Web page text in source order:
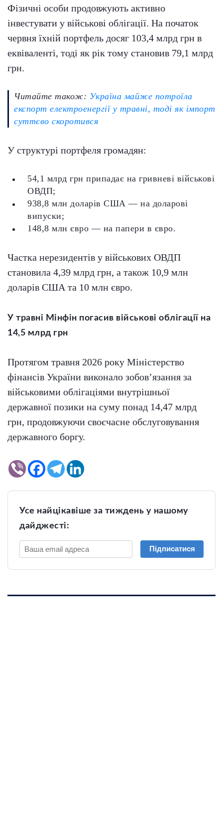
Фізичні особи продовжують активно
інвестувати у військові облігації. На початок
червня їхній портфель досяг 103,4 млрд грн в
еквіваленті, тоді як рік тому становив 79,1 млрд
грн.
Читайте також: Україна майже потроїла
експорт електроенергії у травні, тоді як імпорт
суттєво скоротився
У структурі портфеля громадян:
54,1 млрд грн припадає на гривневі військові
ОВДП;
938,8 млн доларів США — на доларові
випуски;
148,8 млн євро — на папери в євро.
Частка нерезидентів у військових ОВДП
становила 4,39 млрд грн, а також 10,9 млн
доларів США та 10 млн євро.
У травні Мінфін погасив військові облігації на
14,5 млрд грн
Протягом травня 2026 року Міністерство
фінансів України виконало зобов’язання за
військовими облігаціями внутрішньої
державної позики на суму понад 14,47 млрд
грн, продовжуючи своєчасне обслуговування
державного боргу.
Усе найцікавіше за тиждень у нашому
дайджесті:
Підписатися